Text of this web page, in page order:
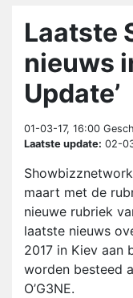
Laatste
nieuws
Update’
01-03-17, 16:00
Laatste update: 02-
maart met de
nieuwe rubriek
laatste nieuws
2017 in Kiev aan
worden besteed
O’G3NE.